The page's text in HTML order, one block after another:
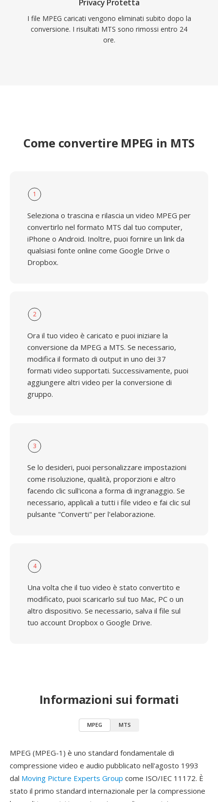
Privacy Protetta
I file MPEG caricati vengono eliminati subito dopo la
conversione. I risultati MTS sono rimossi entro 24
ore.
Come convertire MPEG in MTS
1
Seleziona o trascina e rilascia un video MPEG per
convertirlo nel formato MTS dal tuo computer,
iPhone o Android. Inoltre, puoi fornire un link da
qualsiasi fonte online come Google Drive o
Dropbox.
2
Ora il tuo video è caricato e puoi iniziare la
conversione da MPEG a MTS. Se necessario,
modifica il formato di output in uno dei 37
formati video supportati. Successivamente, puoi
aggiungere altri video per la conversione di
gruppo.
3
Se lo desideri, puoi personalizzare impostazioni
come risoluzione, qualità, proporzioni e altro
facendo clic sull'icona a forma di ingranaggio. Se
necessario, applicali a tutti i file video e fai clic sul
pulsante "Converti" per l'elaborazione.
4
Una volta che il tuo video è stato convertito e
modificato, puoi scaricarlo sul tuo Mac, PC o un
altro dispositivo. Se necessario, salva il file sul
tuo account Dropbox o Google Drive.
Informazioni sui formati
MPEG MTS
MPEG (MPEG-1) è uno standard fondamentale di
compressione video e audio pubblicato nell'agosto 1993
dal Moving Picture Experts Group come ISO/IEC 11172. È
stato il primo standard internazionale per la compressione